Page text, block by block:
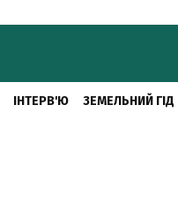
ІНТЕРВ'Ю ЗЕМЕЛЬНИЙ ГІД